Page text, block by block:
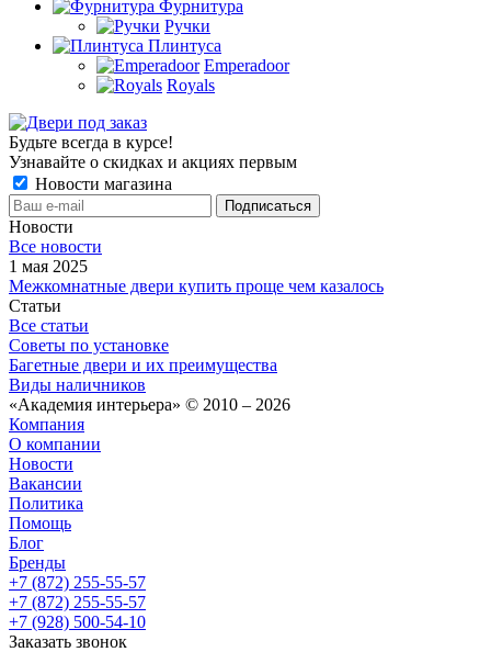
Фурнитура
Ручки
Плинтуса
Emperadoor
Royals
Будьте всегда в курсе!
Узнавайте о скидках и акциях первым
Новости магазина
Новости
Все новости
1 мая 2025
Межкомнатные двери купить проще чем казалось
Статьи
Все статьи
Советы по установке
Багетные двери и их преимущества
Виды наличников
«Академия интерьера» © 2010 – 2026
Компания
О компании
Новости
Вакансии
Политика
Помощь
Блог
Бренды
+7 (872) 255-55-57
+7 (872) 255-55-57
+7 (928) 500-54-10
Заказать звонок